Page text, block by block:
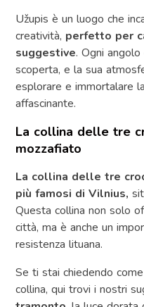
Užupis è un luogo che
creatività, perfetto per
suggestive. Ogni
scoperta, e la sua
esplorare e immortalare
affascinante.
La collina delle tre
mozzafiato
La collina delle tre
più famosi di Vilnius,
Questa collina non solo
città, ma è anche un
resistenza lituana.
Se ti stai chiedendo
collina, qui trovi i nostri